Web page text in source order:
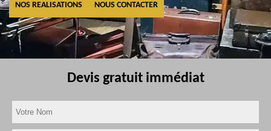
NOS REALISATIONS NOUS CONTACTER
Devis gratuit immédiat